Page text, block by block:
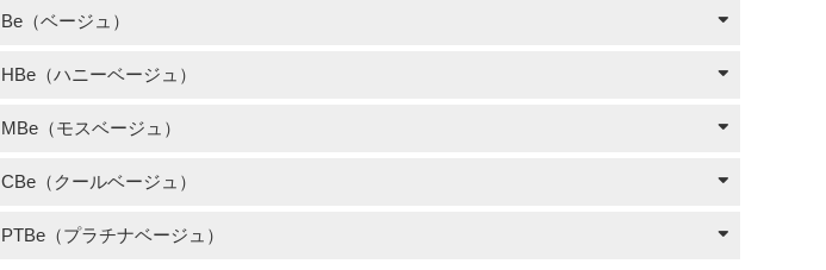
Be（ベージュ）
HBe（ハニーベージュ）
MBe（モスベージュ）
CBe（クールベージュ）
PTBe（プラチナベージュ）